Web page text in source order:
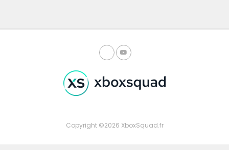
Copyright ©2026 XboxSquad.fr